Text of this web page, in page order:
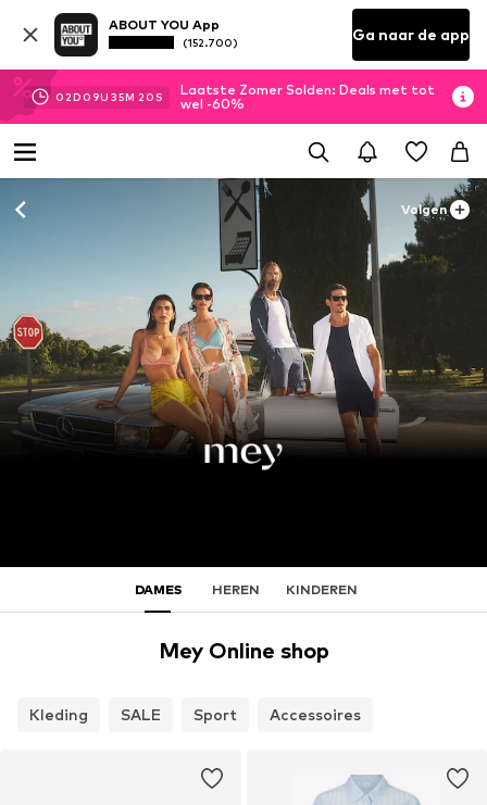
ABOUT YOU App
(152.700) Ga naar de app
02D 09U 35M 19 S
Laatste Zomer Solden: Deals met tot
wel -60%
Volgen
DAMES HEREN KINDEREN
Mey Online shop
Kleding SALE Sport Accessoires